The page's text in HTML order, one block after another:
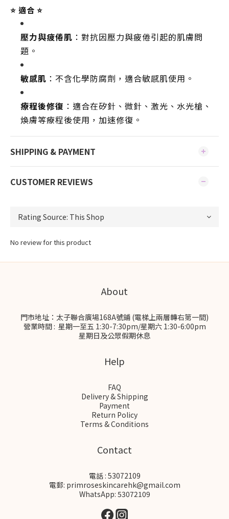
⭐️ 適合 ⭐️
壓力與疲倦肌 ：對抗因壓力與疲倦引起的肌膚問
題。
敏感肌 ：不含化學防腐劑，適合敏感肌使用。
療程後修復 ：適合在矽針、微針、激光、水光槍、
煥膚等療程後使用，加速修復。
SHIPPING & PAYMENT
CUSTOMER REVIEWS
No review for this product
About
門市地址：太子聯合廣場168A號鋪 (電梯上兩層轉右第一間)
營業時間 : 星期一至五 1:30-7:30pm/星期六 1:30-6:00pm
星期日及公眾假期休息
Help
FAQ
Delivery & Shipping
Payment
Return Policy
Terms & Conditions
Contact
電話 : 53072109
電郵: primroseskincarehk@gmail.com
WhatsApp: 53072109